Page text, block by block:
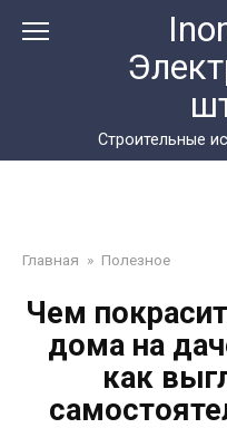
Cтроительные
Главная » Полезное
Чем
дома на
как